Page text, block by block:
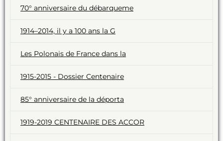
70° anniversaire du débarqueme
1914–2014, il y a 100 ans la G
Les Polonais de France dans la
1915-2015 - Dossier Centenaire
85° anniversaire de la déporta
1919-2019 CENTENAIRE DES ACCOR